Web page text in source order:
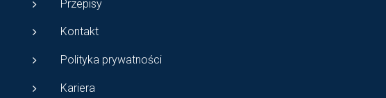
Przepisy
Kontakt
Polityka prywatności
Kariera